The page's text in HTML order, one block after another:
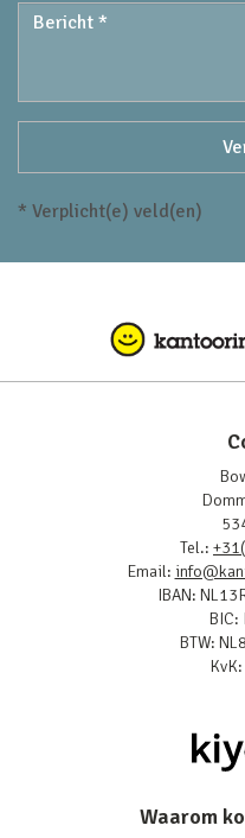
* Verplicht(e) veld(en)
Tel.:
Email:
IBAN:
BIC:
BTW:
Waarom